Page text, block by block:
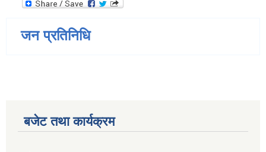
जन प्रतिनिधि
बजेट तथा कार्यक्रम